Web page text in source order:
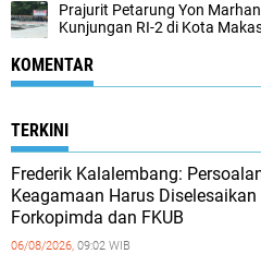
Prajurit Petarung Yon
Kunjungan RI-2 di Kota
KOMENTAR
TERKINI
Frederik Kalalembang:
Keagamaan Harus Diselesaikan
Forkopimda dan FKUB
06/08/2026, 09:02 WIB